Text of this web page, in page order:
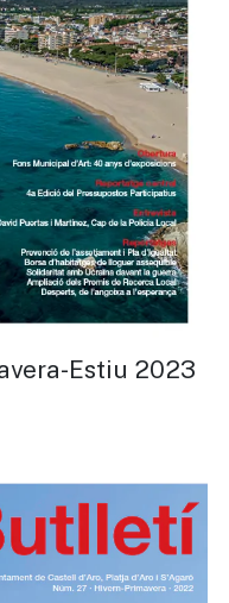
Estiu 2023